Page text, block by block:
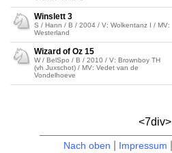
Winslett 3
S / Hann / B / 2004 / V: Wolkentanz I / MV:
Westerland
Wizard of Oz 15
W / BelSpo / B / 2010 / V: Brownboy TH
(vh Juxschot) / MV: Vedet van de
Vondelhoeve
<7div>
Nach oben Impressum